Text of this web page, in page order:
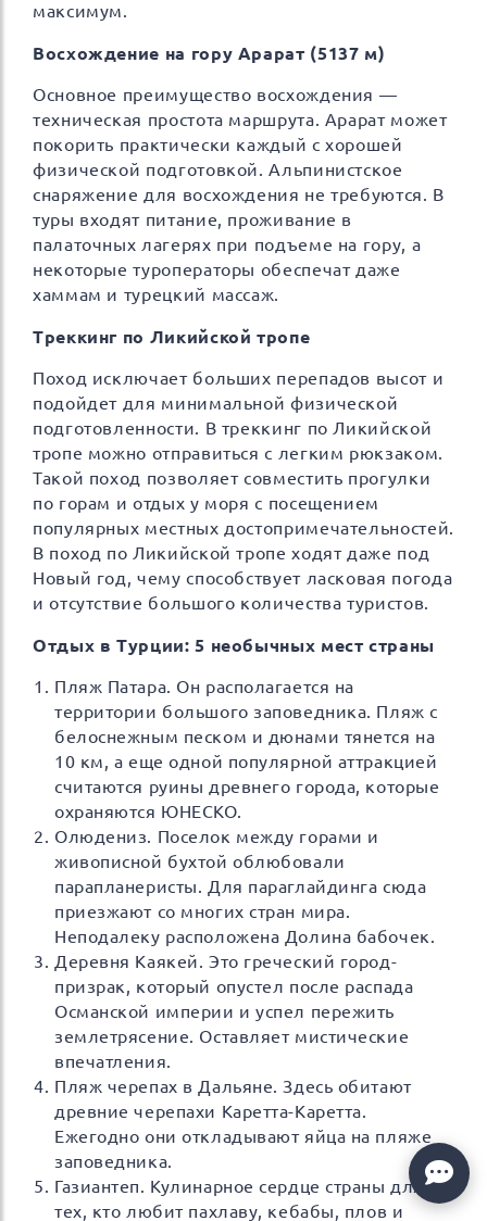
максимум.
Восхождение на гору Арарат (5137 м)
Основное преимущество восхождения —
техническая простота маршрута. Арарат может
покорить практически каждый с хорошей
физической подготовкой. Альпинистское
снаряжение для восхождения не требуются. В
туры входят питание, проживание в
палаточных лагерях при подъеме на гору, а
некоторые туроператоры обеспечат даже
хаммам и турецкий массаж.
Треккинг по Ликийской тропе
Поход исключает больших перепадов высот и
подойдет для минимальной физической
подготовленности. В треккинг по Ликийской
тропе можно отправиться с легким рюкзаком.
Такой поход позволяет совместить прогулки
по горам и отдых у моря с посещением
популярных местных достопримечательностей.
В поход по Ликийской тропе ходят даже под
Новый год, чему способствует ласковая погода
и отсутствие большого количества туристов.
Отдых в Турции: 5 необычных мест страны
Пляж Патара. Он располагается на
территории большого заповедника. Пляж с
белоснежным песком и дюнами тянется на
10 км, а еще одной популярной аттракцией
считаются руины древнего города, которые
охраняются ЮНЕСКО.
Олюдениз. Поселок между горами и
живописной бухтой облюбовали
парапланеристы. Для параглайдинга сюда
приезжают со многих стран мира.
Неподалеку расположена Долина бабочек.
Деревня Каякей. Это греческий город-
призрак, который опустел после распада
Османской империи и успел пережить
землетрясение. Оставляет мистические
впечатления.
Пляж черепах в Дальяне. Здесь обитают
древние черепахи Каретта-Каретта.
Ежегодно они откладывают яйца на пляже
заповедника.
Газиантеп. Кулинарное сердце страны для
тех, кто любит пахлаву, кебабы, плов и